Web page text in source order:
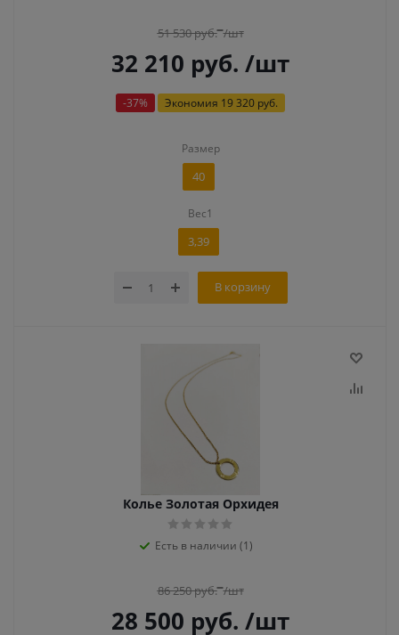
51 530руб. /шт
32 210 руб. /шт
-37% Экономия 19 320 руб.
Размер
40
Вес1
3,39
В корзину
Колье Золотая Орхидея
Есть в наличии (1)
86 250руб. /шт
28 500 руб. /шт